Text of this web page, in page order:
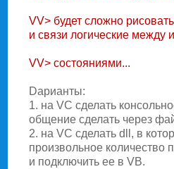
VV> будет сложно
и связи логические между
VV> состояниями...
Dарианты:
1. на VC сделать
общение сделать через
2. на VC сделать dll, в
произвольное количество
и подключить ее в VB.